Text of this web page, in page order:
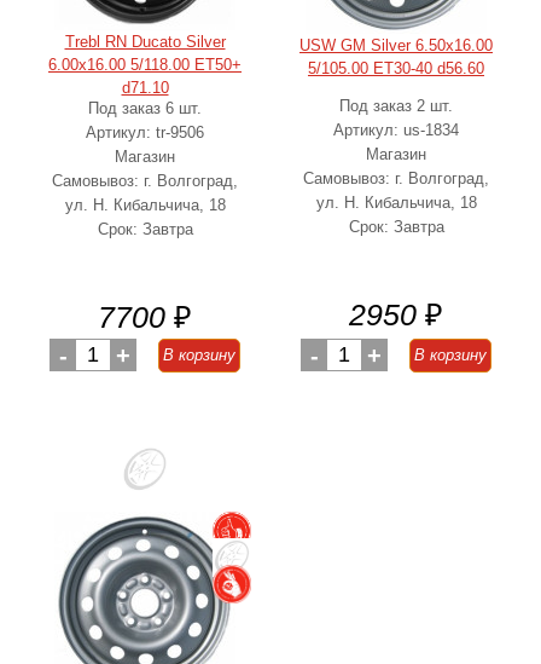
Trebl RN Ducato Silver
6.00x16.00 5/118.00 ET50+
d71.10
Под заказ 6 шт.
Артикул: tr-9506
Магазин
Самовывоз: г. Волгоград,
ул. Н. Кибальчича, 18
Срок: Завтра
7700 ₽
- 1 + В корзину
USW GM Silver 6.50x16.00
5/105.00 ET30-40 d56.60
Под заказ 2 шт.
Артикул: us-1834
Магазин
Самовывоз: г. Волгоград,
ул. Н. Кибальчича, 18
Срок: Завтра
2950 ₽
- 1 + В корзину